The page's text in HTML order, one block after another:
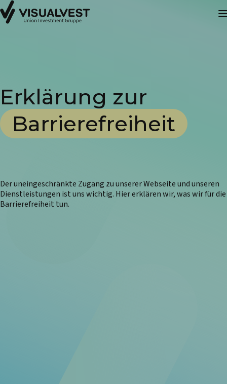
Erklärung zur
Barrierefreiheit
Der uneingeschränkte Zugang zu unserer Webseite und unseren
Dienstleistungen ist uns wichtig. Hier erklären wir, was wir für die
Barrierefreiheit tun.